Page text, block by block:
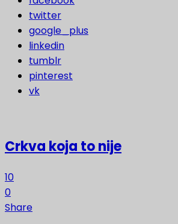
twitter
google_plus
linkedin
tumblr
pinterest
vk
Crkva koja to nije
10
0
Share